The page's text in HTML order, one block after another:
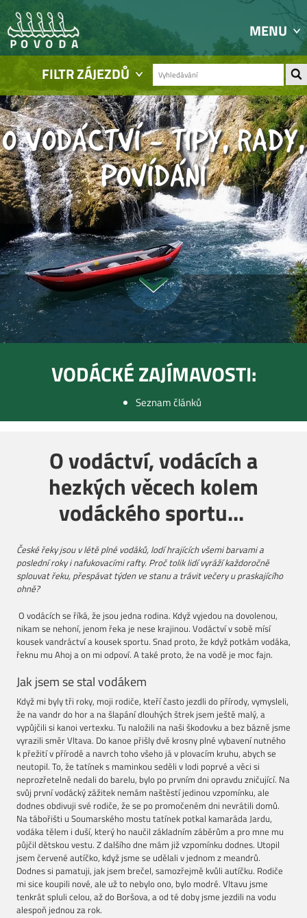
MENU
FILTR ZÁJEZDŮ
O VODÁCTVÍ - TIPY, RADY,
POVÍDÁNÍ
VODÁCKÉ ZAJÍMAVOSTI:
Seznam článků
O vodáctví, vodácích a
hezkých věcech kolem
vodáckého sportu...
České řeky jsou v létě plné vodáků, lodí hrajících všemi barvami a
poslední roky i nafukovacími rafty. Proč tolik lidí vyráží každoročně
splouvat řeku, přespávat týden ve stanu a trávit večery u praskajícího
ohně?
O vodácích se říká, že jsou jedna rodina. Když vyjedou na dovolenou,
nikam se nehoní, jenom řeka je nese krajinou. Vodáctví v sobě mísí
kousek vandráctví a kousek sportu. Snad proto, že když potkám vodáka,
řeknu mu Ahoj a on mi odpoví. A také proto, že na vodě je moc fajn.
Jak jsem se stal vodákem
Když mi byly tři roky, moji rodiče, kteří často jezdli do přírody, vymysleli,
že na vandr do hor a na šlapání dlouhých štrek jsem ještě malý, a
vypůjčili si kanoi vertexku. Tu naložili na naši škodovku a bez bázně jsme
vyrazili směr Vltava. Do kanoe přišly dvě krosny plné vybavení nutného
k přežití v přírodě a navrch toho všeho já v plovacím kruhu, abych se
neutopil. To, že tatínek s maminkou seděli v lodi poprvé a věci si
neprozřetelně nedali do barelu, bylo po prvním dni opravdu zničující. Na
svůj první vodácký zážitek nemám naštěstí jedinou vzpomínku, ale
dodnes obdivuji své rodiče, že se po promočeném dni nevrátili domů.
Na tábořišti u Soumarského mostu tatínek potkal kamaráda Jardu,
vodáka tělem i duší, který ho naučil základním záběrům a pro mne mu
půjčil dětskou vestu. Z dalšího dne mám již vzpomínku dodnes. Utopil
jsem červené autíčko, když jsme se udělali v jednom z meandrů.
Dodnes si pamatuji, jak jsem brečel, samozřejmě kvůli autíčku. Rodiče
mi sice koupili nové, ale už to nebylo ono, bylo modré. Vltavu jsme
tenkrát spluli celou, až do Boršova, a od té doby jsme jezdili na vodu
alespoň jednou za rok.